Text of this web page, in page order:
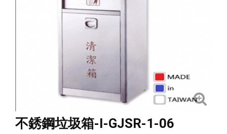
不銹鋼垃圾箱-I-GJSR-1-06